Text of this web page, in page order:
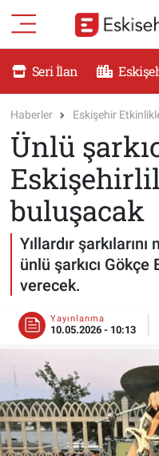
Seri İlan
Haberler Eskişehir
Ünlü
buluşacak
Yıllardır
ünlü şarkıcı
verecek.
Yayınlanma
10.05.2026 - 10:13
RESMİ İLANLAR
DÜNYA
SAĞLIK
MAGAZİN
KADIN
YEMEK
ESKİŞEHİR
Eskişehir Haber
Eskişehir Nöbetçi
Eskişehir Namaz
Eskişehir Trafik
Süper Lig Puan
Tüm Manşetler
Haber Arşivi